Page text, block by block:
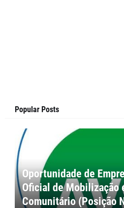
Popular Posts
Oportunidade de
Oficial de Mobilização
Comunitário (Posição